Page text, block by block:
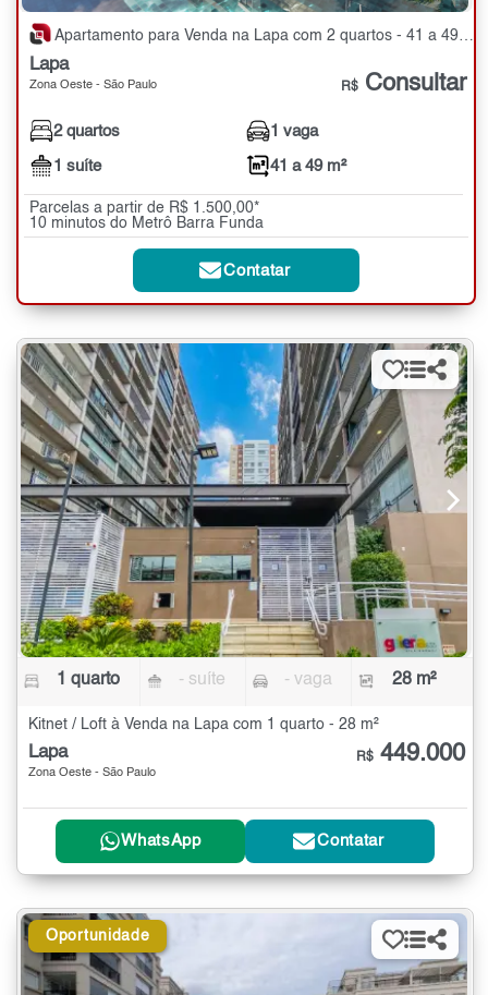
Apartamento para Venda na Lapa com 2 quartos - 41 a 49 m²
Lapa
Zona Oeste - São Paulo R$ Consultar
2 quartos
1 suíte
1 vaga
41 a 49 m²
Parcelas a partir de R$ 1.500,00*
10 minutos do Metrô Barra Funda
Contatar
1 quarto - suíte - vaga 28 m²
Kitnet / Loft à Venda na Lapa com 1 quarto - 28 m²
Lapa
Zona Oeste - São Paulo
R$ 449.000
WhatsApp Contatar
Oportunidade